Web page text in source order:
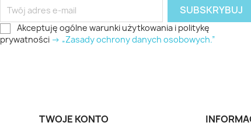
Akceptuję ogólne warunki użytkowania i politykę
prywatności -> „Zasady ochrony danych osobowych.”
TWOJE KONTO